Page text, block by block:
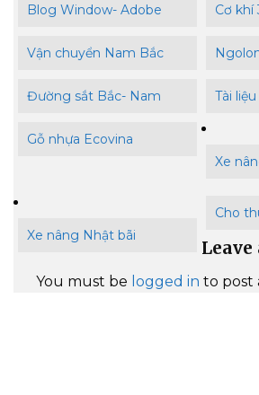
Blog Window- Adobe Cơ khí
Vận chuyển Nam Bắc
Đường sắt Bắc- Nam Tài
Gỗ nhựa Ecovina
Xe
Xe nâng Nhật bãi
Cho
Leave
You must be logged in to post